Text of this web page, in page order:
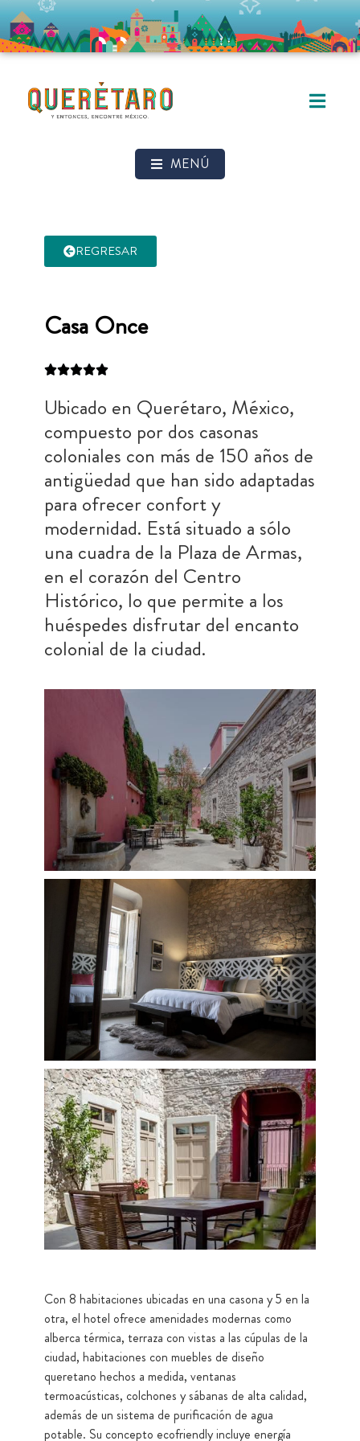
MENÚ
REGRESAR
Casa Once
Ubicado en Querétaro, México,
compuesto por dos casonas
coloniales con más de 150 años de
antigüedad que han sido adaptadas
para ofrecer confort y
modernidad. Está situado a sólo
una cuadra de la Plaza de Armas,
en el corazón del Centro
Histórico, lo que permite a los
huéspedes disfrutar del encanto
colonial de la ciudad.
Con 8 habitaciones ubicadas en una casona y 5 en la
otra, el hotel ofrece amenidades modernas como
alberca térmica, terraza con vistas a las cúpulas de la
ciudad, habitaciones con muebles de diseño
queretano hechos a medida, ventanas
termoacústicas, colchones y sábanas de alta calidad,
además de un sistema de purificación de agua
potable. Su concepto ecofriendly incluye energía